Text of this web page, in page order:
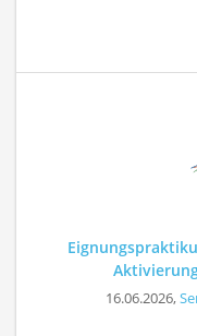
16.06.2026,